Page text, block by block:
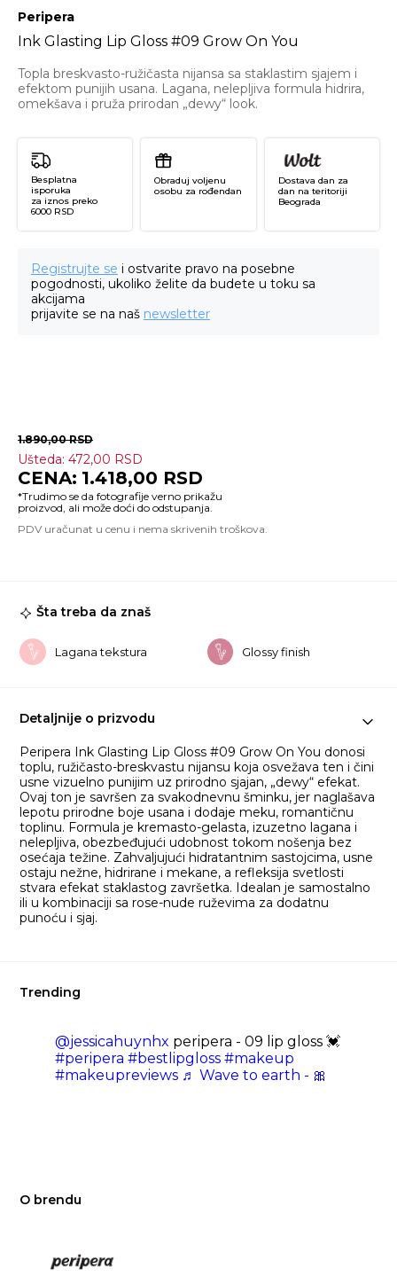
Peripera
Ink Glasting Lip Gloss #09 Grow On You
Topla breskvasto-ružičasta nijansa sa staklastim sjajem i
efektom punijih usana. Lagana, nelepljiva formula hidrira,
omekšava i pruža prirodan „dewy“ look.
Besplatna
isporuka
za iznos preko
6000 RSD
Obraduj voljenu
osobu za rođendan
Dostava dan za
dan na teritoriji
Beograda
Registrujte se i ostvarite pravo na posebne
pogodnosti, ukoliko želite da budete u toku sa
akcijama
prijavite se na naš newsletter
1.890,00RSD
Ušteda: 472,00 RSD
1.418,00 RSD
Šta treba da znaš
Lagana tekstura Glossy finish
Detaljnije o prizvodu
Peripera Ink Glasting Lip Gloss #09 Grow On You donosi
toplu, ružičasto-breskvastu nijansu koja osvežava ten i čini
usne vizuelno punijim uz prirodno sjajan, „dewy“ efekat.
Ovaj ton je savršen za svakodnevnu šminku, jer naglašava
lepotu prirodne boje usana i dodaje meku, romantičnu
toplinu. Formula je kremasto-gelasta, izuzetno lagana i
nelepljiva, obezbeđujući udobnost tokom nošenja bez
osećaja težine. Zahvaljujući hidratantnim sastojcima, usne
ostaju nežne, hidrirane i mekane, a refleksija svetlosti
stvara efekat staklastog završetka. Idealan je samostalno
ili u kombinaciji sa rose-nude ruževima za dodatnu
punoću i sjaj.
Trending
@jessicahuynhx peripera - 09 lip gloss 💓
#peripera #bestlipgloss #makeup
#makeupreviews ♬ Wave to earth - 🎀
O brendu